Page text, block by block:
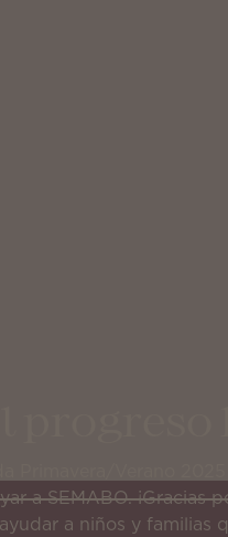
a SEMABO. ¡Gracias
a niños y familias